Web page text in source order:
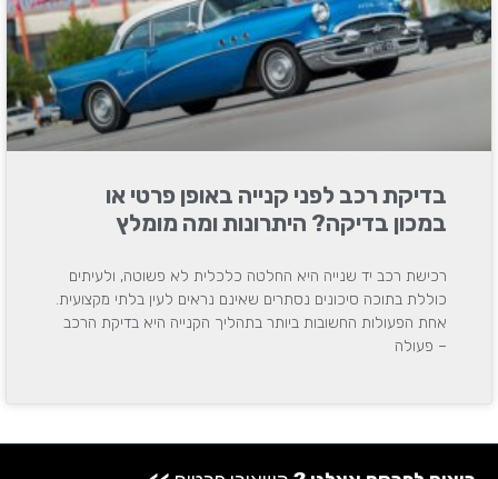
בדיקת רכב לפני קנייה באופן פרטי או
במכון בדיקה? היתרונות ומה מומלץ
רכישת רכב יד שנייה היא החלטה כלכלית לא פשוטה, ולעיתים
כוללת בתוכה סיכונים נסתרים שאינם נראים לעין בלתי מקצועית.
אחת הפעולות החשובות ביותר בתהליך הקנייה היא בדיקת הרכב
– פעולה